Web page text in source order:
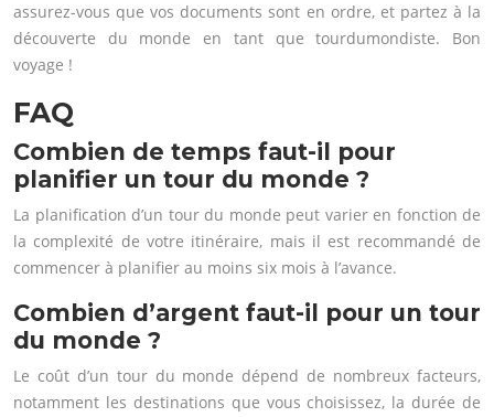
assurez-vous que vos documents sont en ordre, et partez à la
découverte du monde en tant que tourdumondiste. Bon
voyage !
FAQ
Combien de temps faut-il pour
planifier un tour du monde ?
La planification d’un tour du monde peut varier en fonction de
la complexité de votre itinéraire, mais il est recommandé de
commencer à planifier au moins six mois à l’avance.
Combien d’argent faut-il pour un tour
du monde ?
Le coût d’un tour du monde dépend de nombreux facteurs,
notamment les destinations que vous choisissez, la durée de